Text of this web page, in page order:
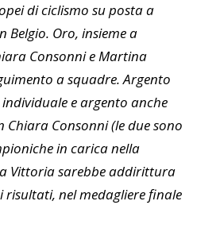
di ciclismo su posta a
Belgio. Oro, insieme a
Consonni e Martina
a squadre. Argento
individuale e argento anche
Chiara Consonni (le due sono
in carica nella
Vittoria sarebbe addirittura
risultati, nel medagliere finale